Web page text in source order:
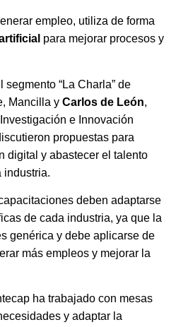
empleo, utiliza de forma
para mejorar procesos y
segmento “La Charla” de
Mancilla y Carlos de León,
e Innovación
propuestas para
digital y abastecer el talento
industria.
deben adaptarse
de cada industria, ya que la
genérica y debe aplicarse de
más empleos y mejorar la
ha trabajado con mesas
y adaptar la